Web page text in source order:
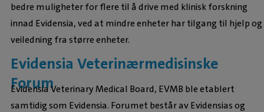
bedre muligheter for flere til å drive med klinisk forskning
innad Evidensia, ved at mindre enheter har tilgang til hjelp og
veiledning fra større enheter.
Evidensia Veterinærmedisinske
Forum
Evidensia Veterinary Medical Board, EVMB ble etablert
samtidig som Evidensia. Forumet består av Evidensias og